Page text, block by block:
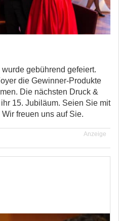
gebührend gefeiert.
die Gewinner-Produkte
Die nächsten Druck &
15. Jubiläum. Seien Sie mit
freuen uns auf Sie.
Anzeige